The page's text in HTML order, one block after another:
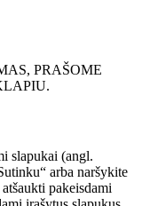
PRAŠOME
slapukai (angl.
arba naršykite
pakeisdami